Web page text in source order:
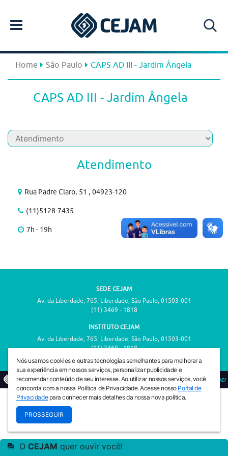
Home São Paulo CAPS AD III - Jardim Ângela
CAPS AD III - Jardim Ângela
Atendimento
Rua Padre Claro, 51 , 04923-120
(11)5128-7435
7h - 19h
SEDE CEJAM
Av. da Liberdade, 765, Liberdade, São Paulo, 01503-001
(11) 3469 - 1818
INSTITUTO CEJAM
Av. da Liberdade, 765, Liberdade, São Paulo, 01503-001
(11) 3469 - 1818
© 2026 PREVENIR É VIVER COM QUALIDADE!
Nós usamos cookies e outras tecnologias semelhantes para melhorar a
sua experiência em nossos serviços, personalizar publicidade e
recomendar conteúdo de seu interesse. Ao utilizar nossos serviços, você
concorda com a nossa Política de Privacidade. Acesse nosso Portal de
Privacidadepara conhecer mais detalhes da nossa nova política.
PROSSEGUIR
O CEJAM quer ouvir você!